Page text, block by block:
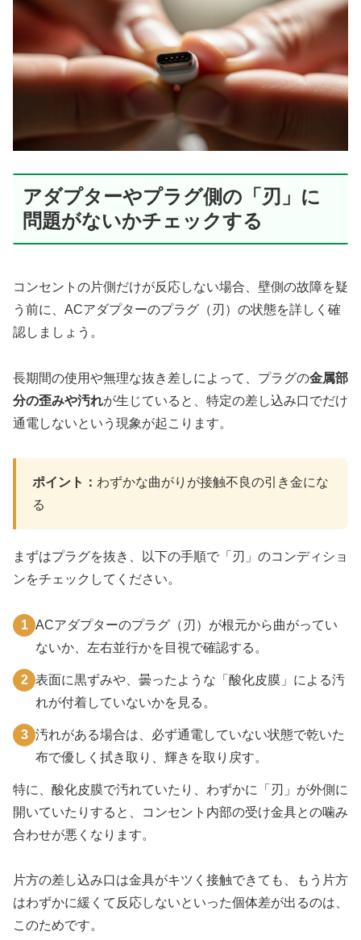
アダプターやプラグ側の「刃」に
問題がないかチェックする
コンセントの片側だけが反応しない場合、壁側の故障を疑
う前に、ACアダプターのプラグ（刃）の状態を詳しく確
認しましょう。
長期間の使用や無理な抜き差しによって、プラグの金属部
分の歪みや汚れが生じていると、特定の差し込み口でだけ
通電しないという現象が起こります。
ポイント： わずかな曲がりが接触不良の引き金にな
る
まずはプラグを抜き、以下の手順で「刃」のコンディショ
ンをチェックしてください。
1 ACアダプターのプラグ（刃）が根元から曲がってい
ないか、左右並行かを目視で確認する。
2 表面に黒ずみや、曇ったような「酸化皮膜」による汚
れが付着していないかを見る。
3 汚れがある場合は、必ず通電していない状態で乾いた
布で優しく拭き取り、輝きを取り戻す。
特に、酸化皮膜で汚れていたり、わずかに「刃」が外側に
開いていたりすると、コンセント内部の受け金具との噛み
合わせが悪くなります。
片方の差し込み口は金具がキツく接触できても、もう片方
はわずかに緩くて反応しないといった個体差が出るのは、
このためです。